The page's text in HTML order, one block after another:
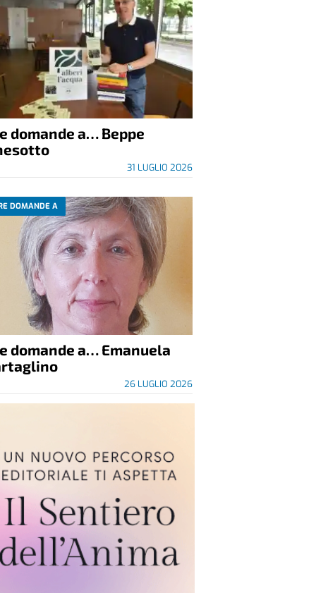
domande a… Beppe
31 LUGLIO 2026
DOMANDE A
domande a… Emanuela
26 LUGLIO 2026